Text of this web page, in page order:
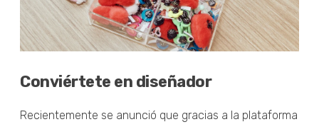
Conviértete en diseñador
Recientemente se anunció que gracias a la plataforma